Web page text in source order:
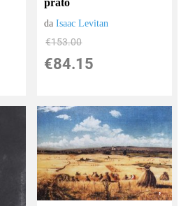
prato
daIsaac Levitan
€153.00
€84.15